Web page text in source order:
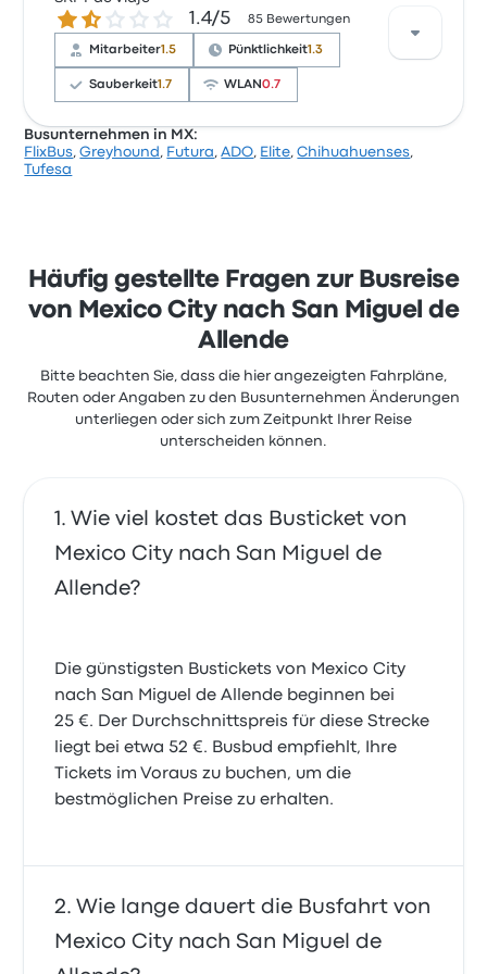
Reisende waren besonders zufrieden mit die Sitze
und der Abfahrtsort, beschwerten sich aber oft über
beginnen bei 80 €
1.4 von 5 Sternen1.4/5 85 Bewertungen
Mitarbeiter1.5 Pünktlichkeit1.3
Sauberkeit1.7 WLAN0.7
Basierend auf 85 Bewertungen wurde das
beginnen bei 26 €
Busunternehmen in MX:
FlixBus,Greyhound , Futura,ADO, Elite,Chihuahuenses,
Tufesa
Häufig gestellte Fragen zur Busreise
von Mexico City nach San Miguel de
Allende
Bitte beachten Sie, dass die hier angezeigten Fahrpläne,
Routen oder Angaben zu den Busunternehmen Änderungen
unterliegen oder sich zum Zeitpunkt Ihrer Reise
unterscheiden können.
Wie viel kostet das Busticket von
Mexico City nach San Miguel de
Allende?
Die günstigsten Bustickets von Mexico City
nach San Miguel de Allende beginnen bei
25 €. Der Durchschnittspreis für diese Strecke
liegt bei etwa 52 €. Busbud empfiehlt, Ihre
Tickets im Voraus zu buchen, um die
bestmöglichen Preise zu erhalten.
Wie lange dauert die Busfahrt von
Mexico City nach San Miguel de